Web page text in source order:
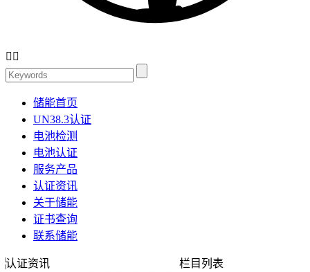
 
储能首页
UN38.3认证
电池检测
电池认证
服务产品
认证资讯
关于储能
证书查询
联系储能
认证资讯 栏目列表